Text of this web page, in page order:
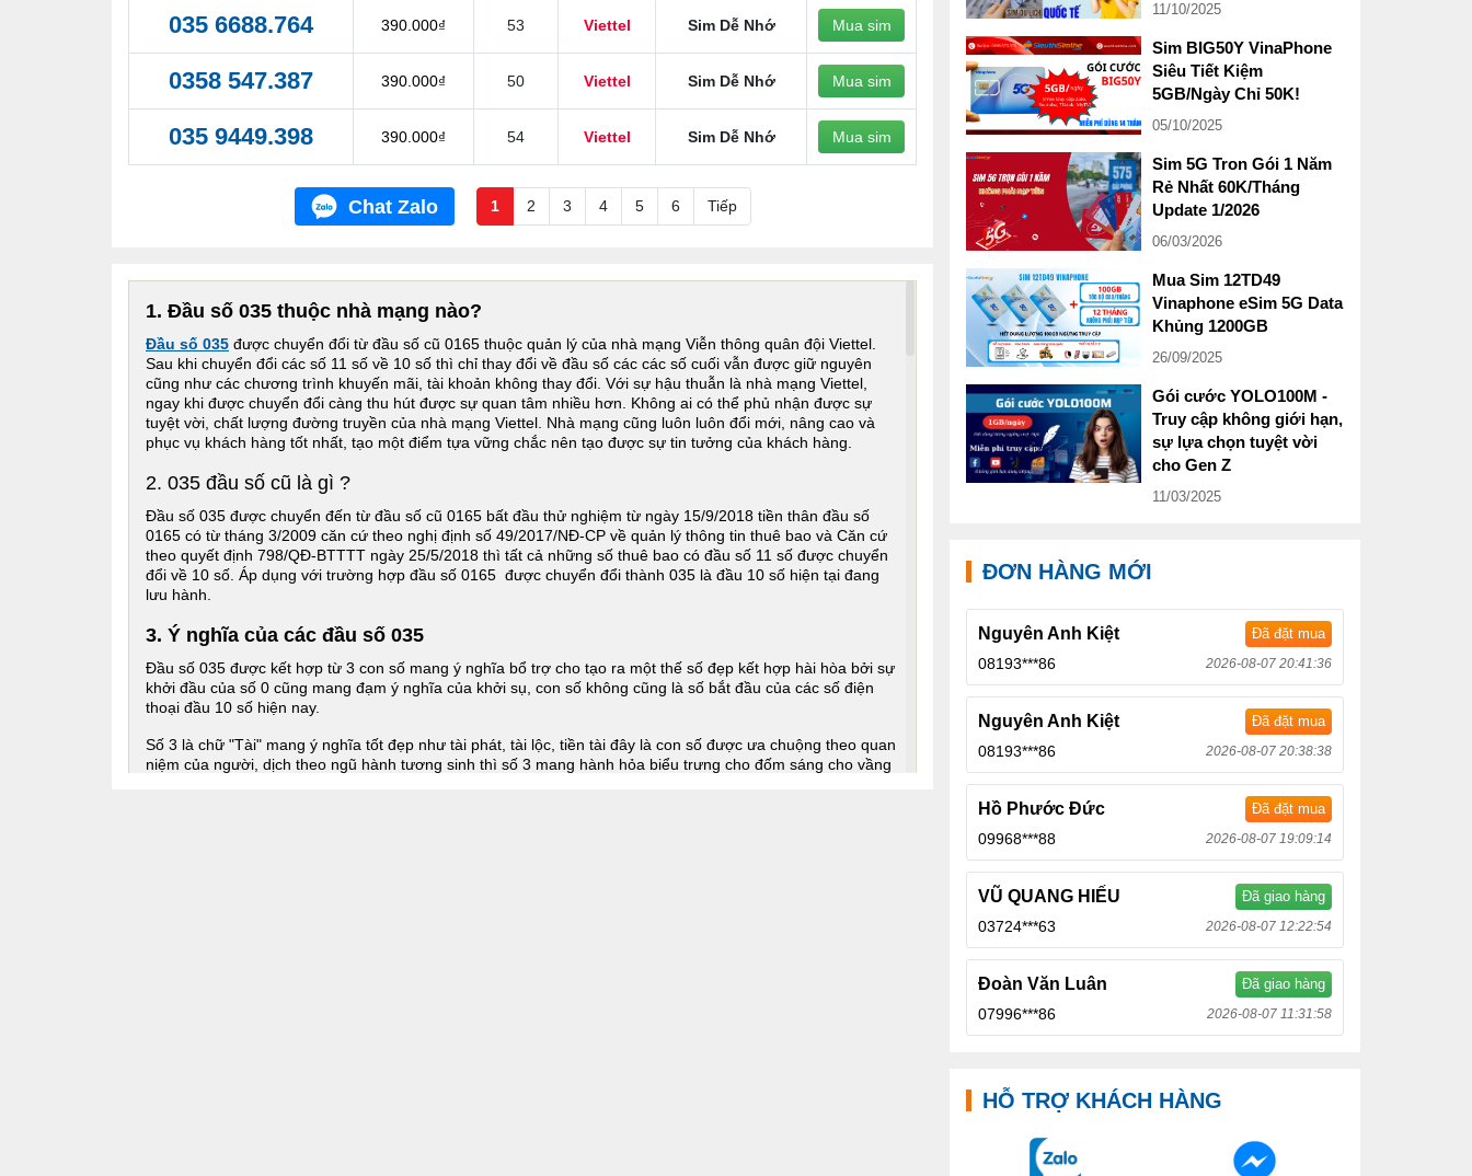
035 6688.764 390.000₫ 53 Viettel Sim Dễ Nhớ Mua sim
0358 547.387 390.000₫ 50 Viettel Sim Dễ Nhớ Mua sim
035 9449.398 390.000₫ 54 Viettel Sim Dễ Nhớ Mua sim
Chat Zalo 1 2 3 4 5 6 Tiếp
1. Đầu số 035 thuộc nhà mạng nào?
Đầu số 035 được chuyển đổi từ đầu số cũ 0165 thuộc quản lý của nhà mạng Viễn thông quân đội Viettel.
Sau khi chuyển đổi các số 11 số về 10 số thì chỉ thay đổi về đầu số các các số cuối vẫn được giữ nguyên
cũng như các chương trình khuyến mãi, tài khoản không thay đổi. Với sự hậu thuẫn là nhà mạng Viettel,
ngay khi được chuyển đổi càng thu hút được sự quan tâm nhiều hơn. Không ai có thể phủ nhận được sự
tuyệt vời, chất lượng đường truyền của nhà mạng Viettel. Nhà mạng cũng luôn luôn đổi mới, nâng cao và
phục vụ khách hàng tốt nhất, tạo một điểm tựa vững chắc nên tạo được sự tin tưởng của khách hàng.
2. 035 đầu số cũ là gì ?
Đầu số 035 được chuyển đến từ đầu số cũ 0165 bất đầu thử nghiệm từ ngày 15/9/2018 tiền thân đầu số
0165 có từ tháng 3/2009 căn cứ theo nghị định số 49/2017/NĐ-CP về quản lý thông tin thuê bao và Căn cứ
theo quyết định 798/QĐ-BTTTT ngày 25/5/2018 thì tất cả những số thuê bao có đầu số 11 số được chuyển
đổi về 10 số. Áp dụng với trường hợp đầu số 0165 được chuyển đổi thành 035 là đầu 10 số hiện tại đang
lưu hành.
3. Ý nghĩa của các đầu số 035
Đầu số 035 được kết hợp từ 3 con số mang ý nghĩa bổ trợ cho tạo ra một thế số đẹp kết hợp hài hòa bởi sự
khởi đầu của số 0 cũng mang đạm ý nghĩa của khởi sụ, con số không cũng là số bắt đầu của các số điện
thoại đầu 10 số hiện nay.
Số 3 là chữ "Tài" mang ý nghĩa tốt đẹp như tài phát, tài lộc, tiền tài đây là con số được ưa chuộng theo quan
niệm của người, dịch theo ngũ hành tương sinh thì số 3 mang hành hỏa biểu trưng cho đốm sáng cho vầng
11/10/2025
Sim BIG50Y VinaPhone
Siêu Tiết Kiệm
5GB/Ngày Chỉ 50K!
05/10/2025
Sim 5G Tron Gói 1 Năm
Rẻ Nhất 60K/Tháng
Update 1/2026
06/03/2026
Mua Sim 12TD49
Vinaphone eSim 5G Data
Khủng 1200GB
26/09/2025
Gói cước YOLO100M -
Truy cập không giới hạn,
sự lựa chọn tuyệt vời
cho Gen Z
11/03/2025
ĐƠN HÀNG MỚI
Nguyên Anh Kiệt Đã đặt mua
08193***86 2026-08-07 20:41:36
Nguyên Anh Kiệt Đã đặt mua
08193***86 2026-08-07 20:38:38
Hồ Phước Đức Đã đặt mua
09968***88 2026-08-07 19:09:14
VŨ QUANG HIẾU Đã giao hàng
03724***63 2026-08-07 12:22:54
Đoàn Văn Luân Đã giao hàng
07996***86 2026-08-07 11:31:58
HỖ TRỢ KHÁCH HÀNG